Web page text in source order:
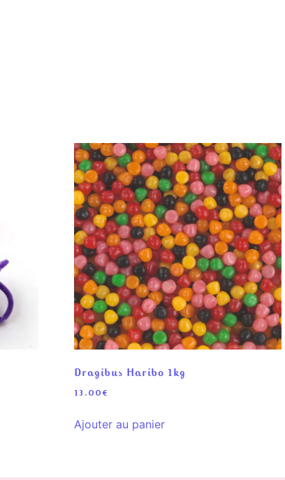
Dragibus Haribo 1kg
13.00€
Ajouter au panier